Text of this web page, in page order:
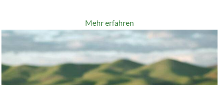
Mehr erfahren